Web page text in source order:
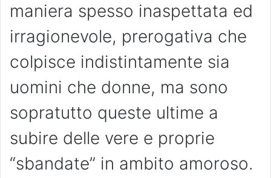
maniera spesso inaspettata ed
irragionevole, prerogativa che
colpisce indistintamente sia
uomini che donne, ma sono
sopratutto queste ultime a
subire delle vere e proprie
“sbandate” in ambito amoroso.